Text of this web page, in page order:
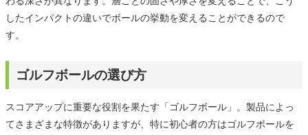
したインパクトの違いでボールの挙動を変えることができるので
す。
ゴルフボールの選び方
スコアアップに重要な役割を果たす「ゴルフボール」。製品によっ
てさまざまな特徴がありますが、特に初心者の方はゴルフボールを